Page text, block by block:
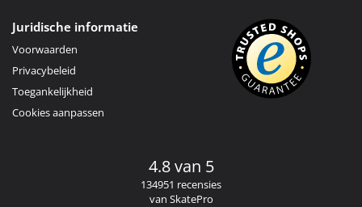
Juridische informatie
Voorwaarden
Privacybeleid
Toegankelijkheid
Cookies aanpassen
4.8 van 5
134951 recensies
van SkatePro